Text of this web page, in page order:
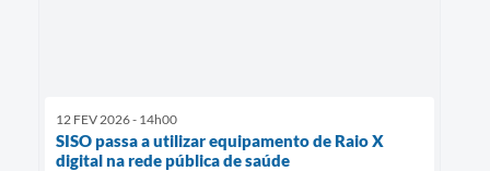
12 FEV 2026 - 14h00
SISO passa a utilizar equipamento de Raio X
digital na rede pública de saúde